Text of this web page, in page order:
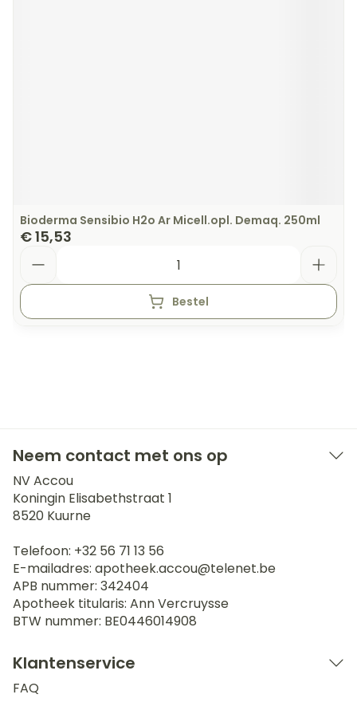
Bioderma Sensibio H2o Ar Micell.opl. Demaq. 250ml
€ 15,53
Bestel
Neem contact met ons op
NV Accou
Koningin Elisabethstraat 1
8520 Kuurne
Telefoon: +32 56 71 13 56
E-mailadres: apotheek.accou@telenet.be
APB nummer: 342404
Apotheek titularis: Ann Vercruysse
BTW nummer: BE0446014908
Klantenservice
FAQ